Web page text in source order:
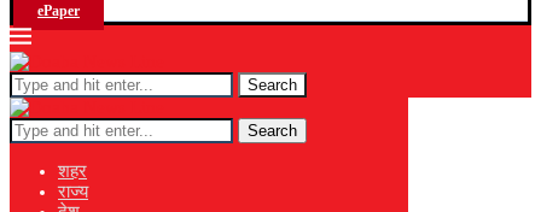
ePaper
Search
Search
शहर
राज्य